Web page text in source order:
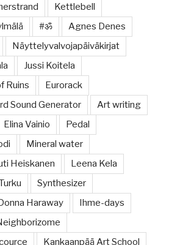
Kettlebell
#ॐ
Agnes Denes
Näyttelyvalvojapäiväkirjat
Jussi Koitela
Ruins
Eurorack
Sound Generator
Art writing
Elina Vainio
Pedal
Mineral water
Heiskanen
Leena Kela
Synthesizer
Haraway
Ihme-days
Kankaanpää Art School